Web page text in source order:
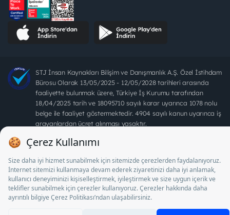
STJ İnsan Kaynakları Bilişim ve Danışmanlık A.Ş. Özel İstihdam
Bürosu Olarak 13/05/2025 - 12/05/2028 tarihleri arasında
faaliyette bulunmak üzere, Türkiye İş Kurumu tarafından
18/04/2025 tarih ve 18095710 sayılı karar uyarınca 1078 nolu
belge ile faaliyet göstermektedir. 4904 sayılı kanun uyarınca iş
arayanlardan ücret alınması yasaktır.